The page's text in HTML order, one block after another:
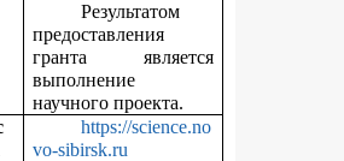
Результатом
предоставления
гранта является
выполнение
научного проекта.
https://science.no
vo-sibirsk.ru